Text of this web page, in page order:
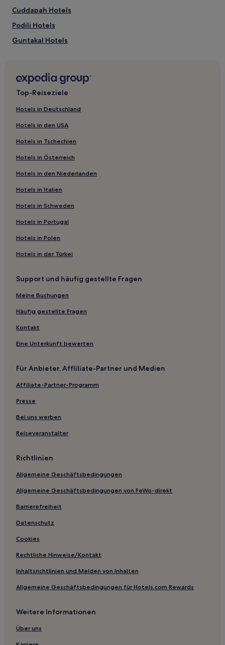
können
zusätzliche
Bedingungen
gelten.
Cuddapah Hotels
Podili Hotels
Guntakal Hotels
Darsi Hotels
Top-Reiseziele
Hotels in Deutschland
Hotels in den USA
Hotels in Tschechien
Hotels in Österreich
Hotels in den Niederlanden
Hotels in Italien
Hotels in Schweden
Hotels in Portugal
Hotels in Polen
Hotels in der Türkei
Support und häufig gestellte Fragen
Meine Buchungen
Häufig gestellte Fragen
Kontakt
Eine Unterkunft bewerten
Für Anbieter, Affliliate-Partner und Medien
Affiliate-Partner-Programm
Presse
Bei uns werben
Reiseveranstalter
Richtlinien
Allgemeine Geschäftsbedingungen
Allgemeine Geschäftsbedingungen von FeWo-direkt
Barrierefreiheit
Datenschutz
Cookies
Rechtliche Hinweise/Kontakt
Inhaltsrichtlinien und Melden von Inhalten
Allgemeine Geschäftsbedingungen für Hotels.com Rewards
Weitere Informationen
Über uns